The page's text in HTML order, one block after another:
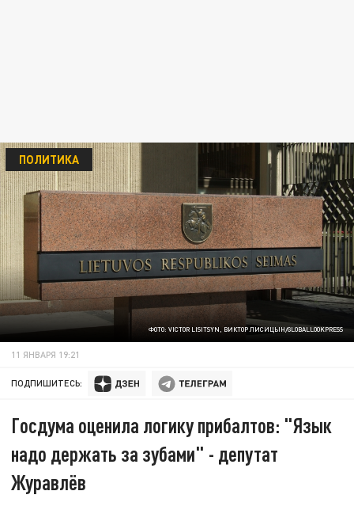
ФОТО: VICTOR LISITSYN, ВИКТОР ЛИСИЦЫН/GLOBALLOOKPRESS
ПОЛИТИКА
11 ЯНВАРЯ 19:21
ПОДПИШИТЕСЬ:
Госдума оценила логику прибалтов: "Язык
надо держать за зубами" - депутат
Журавлёв